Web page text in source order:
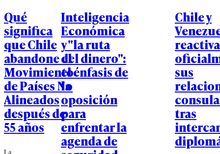
Qué
significa
que Chile
abandone el
Movimiento
de Países No
Alineados
después de
55 años
La
Inteligencia
Económica
y "la ruta
del dinero":
el énfasis de
la
oposición
para
enfrentar la
agenda de
Chile y
sus
tras